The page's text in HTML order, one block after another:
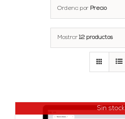
Ordena por Precio
Mostrar12 productos
Sin stock